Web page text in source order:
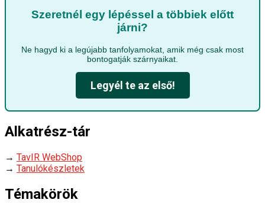
Szeretnél egy lépéssel a többiek előtt
járni?
Ne hagyd ki a legújabb tanfolyamokat, amik még csak most
bontogatják szárnyaikat.
Legyél te az első!
Alkatrész-tár
→ TavIR WebShop
→ Tanulókészletek
Témakörök